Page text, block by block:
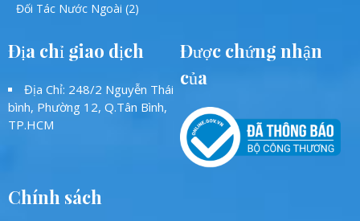
Đối Tác Nước Ngoài (2)
Địa chỉ giao dịch
Địa Chỉ: 248/2 Nguyễn Thái
bình, Phường 12, Q.Tân Bình,
TP.HCM
Được chứng nhận
của
Chính sách